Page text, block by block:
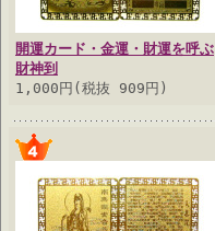
開運カード・金運・財運を呼ぶ
財神到
1,000円(税抜 909円)